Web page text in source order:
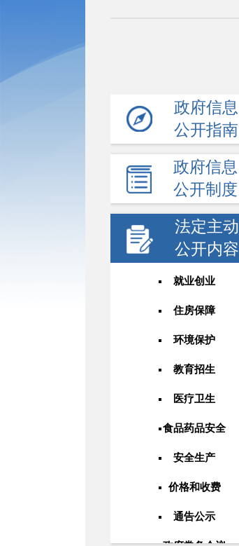
政府信息
公开指南
政府信息
公开制度
法定主动
公开内容
就业创业
住房保障
环境保护
教育招生
医疗卫生
食品药品安全
安全生产
价格和收费
通告公示